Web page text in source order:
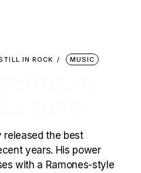
IN ROCK MUSIC
released the best
years. His power
with a Ramones-style